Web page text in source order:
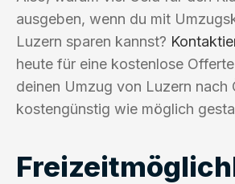
ausgeben, wenn du mit
Luzern sparen kannst?
heute für eine kostenlose
deinen Umzug von Luzern nach
kostengünstig wie möglich